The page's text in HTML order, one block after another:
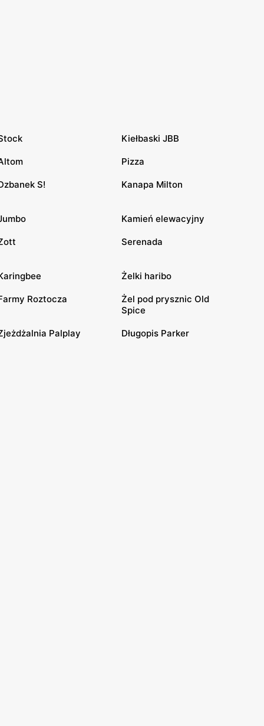
Kiełbaski JBB
Pizza
S! Kanapa Milton
Kamień elewacyjny
Serenada
Żelki haribo
Roztocza
Żel pod prysznic Old
Spice
Palplay Długopis Parker